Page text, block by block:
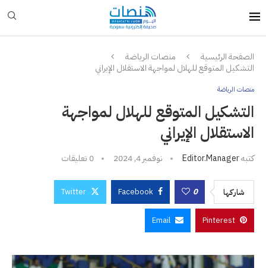
الصفحة الرئيسية
منصات الرياضة
التشكيل المتوقع للهلال لمواجهة الاستقلال الإيراني
منصات الرياضة
التشكيل المتوقع للهلال لمواجهة
الاستقلال الإيراني
كتبهEditor.manager نوفمبر 4, 2024 0 تعليقات
شاركها 0
Facebook
Twitter
Pinterest
Email